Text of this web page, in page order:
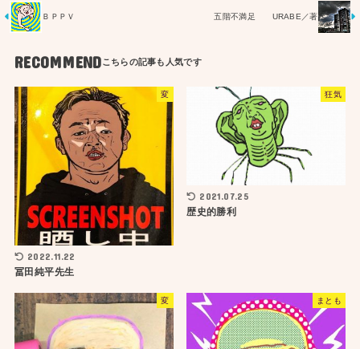
ＢＰＰＶ 五階不満足 URABE／著
RECOMMEND
変
2022.11.22
冨田純平先生
狂気
2021.07.25
歴史的勝利
変 まとも